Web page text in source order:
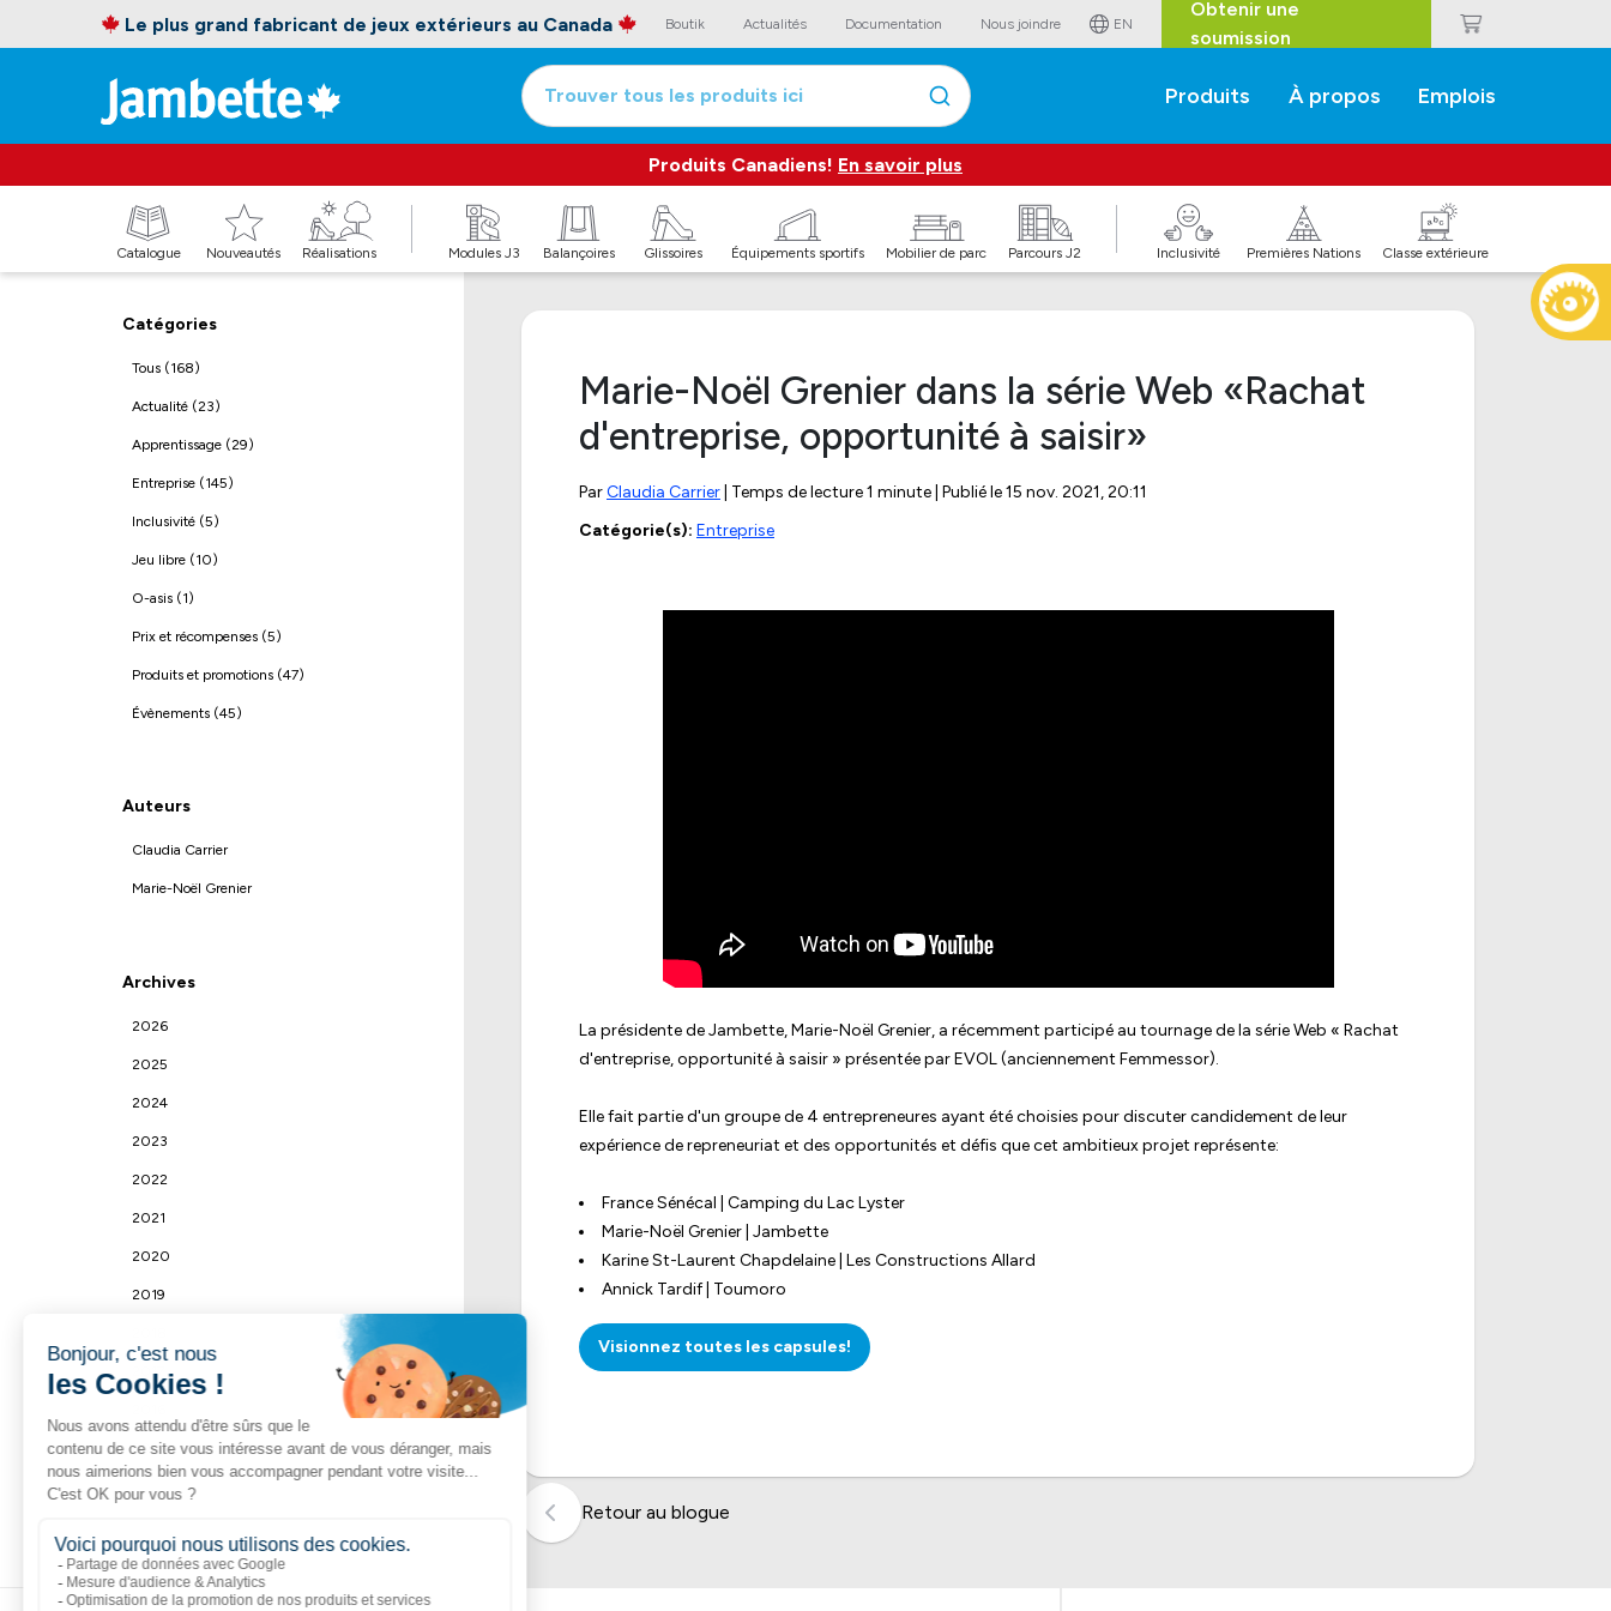
Le plus grand fabricant de jeux extérieurs au Canada Boutik Actualités Documentation Nous joindre EN
Obtenir une
soumission
Trouver tous les produits ici Produits À propos Emplois
Produits Canadiens! En savoir plus
Catalogue Nouveautés Réalisations Modules J3 Balançoires Glissoires Équipements sportifs Mobilier de parc Parcours J2 Inclusivité Premières Nations Classe extérieure
Catégories
Tous (168)
Actualité (23)
Apprentissage (29)
Entreprise (145)
Inclusivité (5)
Jeu libre (10)
O-asis (1)
Prix et récompenses (5)
Produits et promotions (47)
Évènements (45)
Auteurs
Claudia Carrier
Marie-Noël Grenier
Archives
2026
2025
2024
2023
2022
2021
2020
2019
2017
2015
Marie-Noël Grenier dans la série Web «Rachat
d'entreprise, opportunité à saisir»
ParClaudia Carrier | Temps de lecture 1 minute | Publié le15 nov. 2021, 20:11
Catégorie(s): Entreprise
La présidente de Jambette, Marie-Noël Grenier, a récemment participé au tournage de la série Web « Rachat
d'entreprise, opportunité à saisir » présentée par EVOL (anciennement Femmessor).
Elle fait partie d'un groupe de 4 entrepreneures ayant été choisies pour discuter candidement de leur
expérience de repreneuriat et des opportunités et défis que cet ambitieux projet représente:
France Sénécal | Camping du Lac Lyster
Marie-Noël Grenier | Jambette
Karine St-Laurent Chapdelaine | Les Constructions Allard
Annick Tardif | Toumoro
Visionnez toutes les capsules!
Retour au blogue